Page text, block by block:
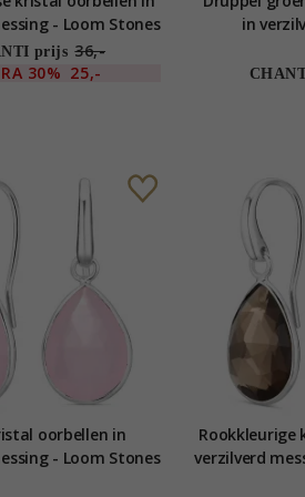
- Loom Stones
prijs 36,-
30% 25,-
in
oorbellen in
- Loom Stones
Rookkleurige
verzilverd